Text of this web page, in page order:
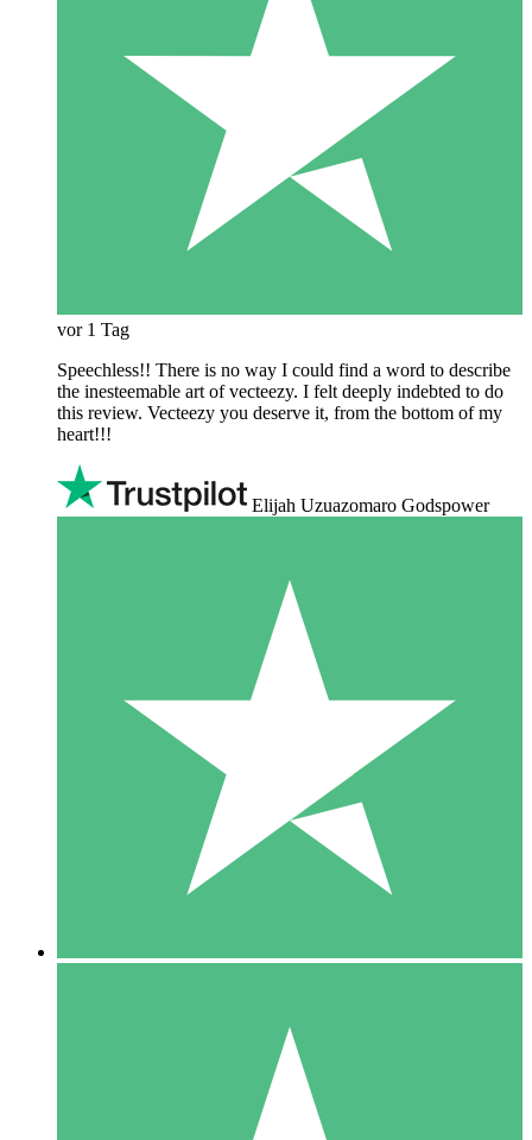
vor 1 Tag
Speechless!! There is no way I could find a word to describe
the inesteemable art of vecteezy. I felt deeply indebted to do
this review. Vecteezy you deserve it, from the bottom of my
heart!!!
Elijah Uzuazomaro Godspower